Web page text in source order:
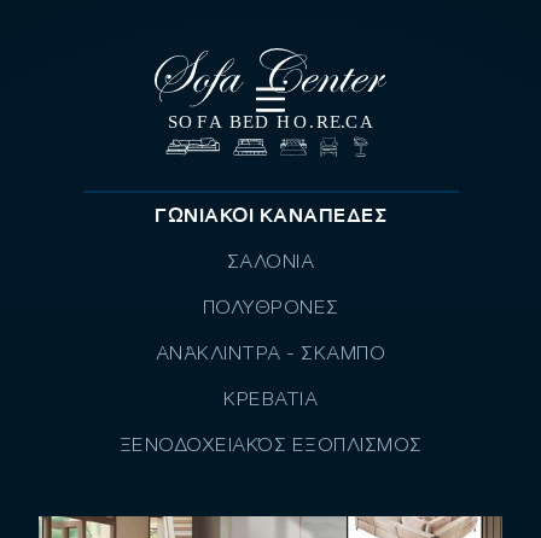
ΓΩΝΙΑΚΟI ΚΑΝΑΠEΔΕΣ
ΣΑΛΟΝΙΑ
ΠΟΛΥΘΡΟΝΕΣ
ΑΝΆΚΛΙΝΤΡΑ - ΣΚΑΜΠΟ
ΚΡΕΒΑΤΙΑ
ΞΕΝΟΔΟΧΕΙΑΚΌΣ ΕΞΟΠΛΙΣΜΟΣ